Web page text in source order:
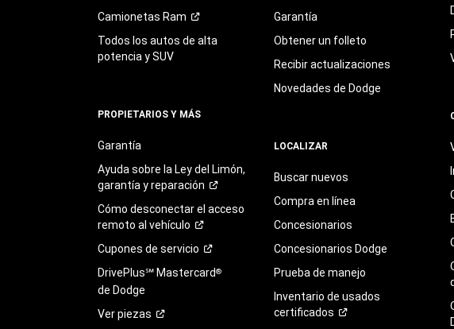
Camionetas Ram
Todos los autos de alta
potencia y SUV
PROPIETARIOS Y MÁS
Garantía
Ayuda sobre la Ley del Limón,
garantía yreparación
Cómo desconectar el acceso
remoto al vehículo
Cupones de servicio
DrivePlus℠ Mastercard®
de Dodge
Verpiezas
Garantía
Obtener un folleto
Recibir actualizaciones
Novedades de Dodge
LOCALIZAR
Buscar nuevos
Compra en línea
Concesionarios
Concesionarios Dodge
Prueba de manejo
Inventario de usados
certificados